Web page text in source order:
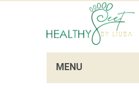
MENU